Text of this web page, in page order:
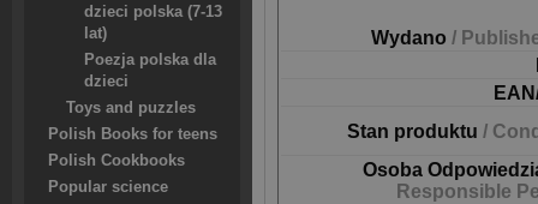
dzieci polska (7-13
lat)
Poezja polska dla
dzieci
Toys and puzzles
Polish Books for teens
Polish Cookbooks
Popular science
Wydano /
Stan produktu /
Osoba
Responsible